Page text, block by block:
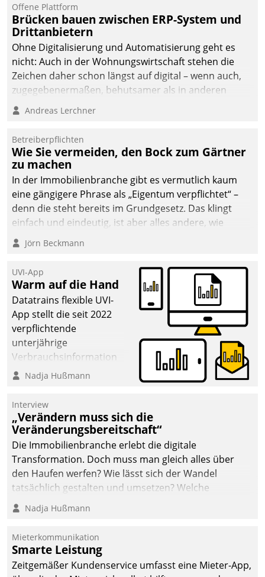
Quartier. Dazwischen
zeigte Datatrain, was es
Neues zu bieten hat.
Offene Plattform
Brücken bauen zwischen ERP-System und
Drittanbietern
Ohne Digitalisierung und Automatisierung geht es
nicht: Auch in der Wohnungswirtschaft stehen die
Zeichen daher schon längst auf digital – wenn auch,
zugegebenermaßen, behutsamer als in anderen
Branchen.
Andreas Lerchner
Betreiberpflichten
Wie Sie vermeiden, den Bock zum Gärtner
zu machen
In der Immobilienbranche gibt es vermutlich kaum
eine gängigere Phrase als „Eigentum verpflichtet“ –
denn die steht bereits im Grundgesetz. Das klingt
einfach und eindeutig, ist aber alles andere, wie
Branchenbeschäftigte wissen. Denn mit der
Verantwortung folgen Verpflichtungen.
Jörn Beckmann
UVI-App
Warm auf die Hand
Datatrains flexible UVI-
App stellt die seit 2022
verpflichtende
unterjährige
Verbrauchsinformation
schnell, zuverlässig und
Die monatlichen
Mitteilungen zum
Heizungs- und
Wasserverbrauch gehen
automatisiert, vollständig
und auf Wunsch über
mehrere zuvor
Kommunikationswege bei
Nadja Hußmann
Interview
„Verändern muss sich die
Veränderungsbereitschaft“
Die Immobilienbranche erlebt die digitale
Transformation. Doch muss man gleich alles über
den Haufen werfen? Wie lässt sich der Wandel
tatsächlich gestalten und umsetzen? Welche
Argumente zählen wirklich?
Nadja Hußmann
Mieterkommunikation
Smarte Leistung
Zeitgemäßer Kundenservice umfasst eine Mieter-App,